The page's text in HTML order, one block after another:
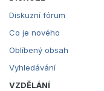
Diskuzní fórum
Co je nového
Oblíbený obsah
Vyhledávání
VZDĚLÁNÍ